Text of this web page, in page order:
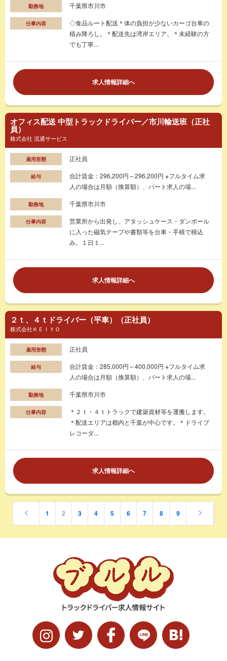
勤務地 千葉県市川市
仕事内容
◇食品ルート配送＊体の負担が少ないカーゴ台車の
積み降ろし。＊配送先は湾岸エリア。＊未経験の方
でも丁寧...
求人情報詳細へ
オフィス配送 中型トラックドライバー／市川輸送班（正社
員）
株式会社 流通サービス
雇用形態 正社員
給与
合計賃金：296,200円～296,200円 ※フルタイム求
人の場合は月額（換算額）、パート求人の場...
勤務地 千葉県市川市
仕事内容
営業所から出発し、アタッシュケース・ダンボール
に入った磁気テープや書類等を台車・手積で積込
み。１日１...
求人情報詳細へ
２ｔ、４ｔドライバー（平車）（正社員）
株式会社ＫＥＩＹＯ
雇用形態 正社員
給与
合計賃金：285,000円～400,000円 ※フルタイム求
人の場合は月額（換算額）、パート求人の場...
勤務地 千葉県市川市
仕事内容
＊２ｔ・４ｔトラックで建築資材等を運搬します。
＊配送エリアは都内と千葉が中心です。＊ドライブ
レコーダ...
求人情報詳細へ
1 2 3 4 5 6 7 8 9